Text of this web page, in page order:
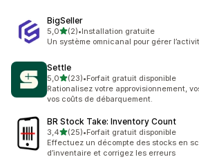
BigSeller
5,0étoile(s) sur 5
(2)
2 avis au total
•Installation gratuite
Un système omnicanal pour gérer
Settle
5,0étoile(s) sur 5
(23)
23 avis au total
•Forfait gratuit disponible
Rationalisez votre approvisionnement,
vos coûts de débarquement.
BR Stock Take: Inventory Count
3,4étoile(s) sur 5
(25)
25 avis au total
•Forfait gratuit disponible
Effectuez un décompte des stocks en
d’inventaire et corrigez les erreurs